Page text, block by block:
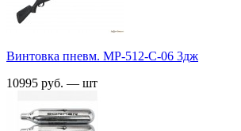
Винтовка пневм. МР-512-С-06 3дж
10995 руб. — шт